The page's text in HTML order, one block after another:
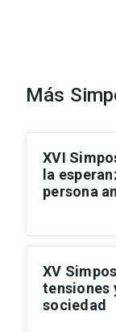
Más
XVI
la
persona
XV
tensiones
sociedad